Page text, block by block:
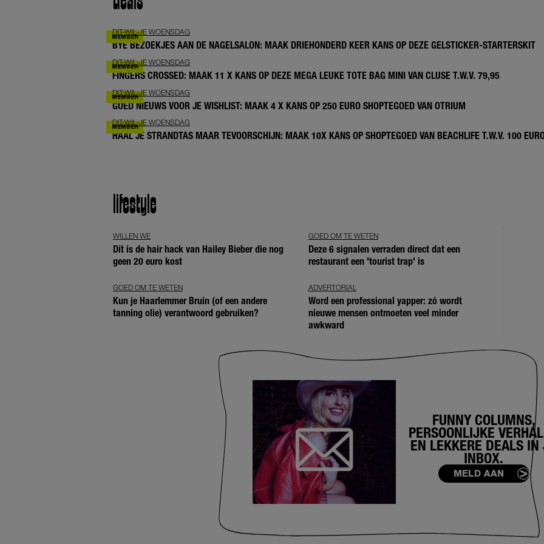
DIT-WIL-JE WOENSDAG
BYE BEZOEKJES AAN DE NAGELSALON: MAAK DRIEHONDERD KEER KANS OP DEZE GELSTICKER-STARTERSKIT
DIT-WIL-JE WOENSDAG
FINGERS CROSSED: MAAK 11 X KANS OP DEZE MEGA LEUKE TOTE BAG MINI VAN CLUSE T.W.V. 79,95
DIT-WIL-JE WOENSDAG
GOED NIEUWS VOOR JE WISHLIST: MAAK 4 X KANS OP 250 EURO SHOPTEGOED VAN OTRIUM
DIT-WIL-JE WOENSDAG
HAAL JE STRANDTAS MAAR TEVOORSCHIJN: MAAK 10X KANS OP SHOPTEGOED VAN BEACHLIFE T.W.V. 100
lifestyle
WILLEN WE
Dít is de hair hack van Hailey Bieber die nog
geen 20 euro kost
GOED OM TE WETEN
Deze 6 signalen verraden direct dat een
restaurant een 'tourist trap' is
GOED OM TE WETEN
Kun je Haarlemmer Bruin (of een andere
tanning olie) verantwoord gebruiken?
ADVERTORIAL
Word een professional yapper: zó wordt
nieuwe mensen ontmoeten veel minder
awkward
FUNNY COLUMNS,
PERSOONLIJKE
EN LEKKERE DEALS IN
INBOX.
MELD AAN